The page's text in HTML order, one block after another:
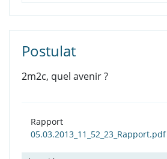
Postulat
2m2c, quel avenir ?
Rapport
05.03.2013_11_52_23_Rapport.pdf